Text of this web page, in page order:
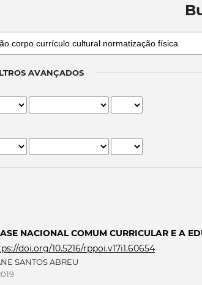
AVANÇADOS
NACIONAL COMUM CURRICULAR E A
doi.org/10.5216/rppoi.v17i1.60654
SANTOS ABREU